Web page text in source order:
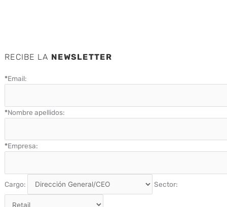
RECIBE LA NEWSLETTER
*Email:
*Nombre apellidos:
*Empresa:
Cargo: Sector: